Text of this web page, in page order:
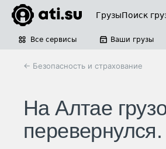
ГрузыПоиск
Все сервисы Ваши грузы
← Безопасность и страхование
На Алтае